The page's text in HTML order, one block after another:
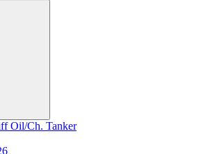
Oil/Ch. Tanker